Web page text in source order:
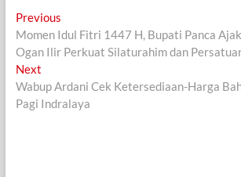
Navigasi
pos
PreviousPrevious
post:
Momen Idul Fitri 1447 H, Bupati Panca
Ogan Ilir Perkuat Silaturahim dan
NextNext
post:
Wabup Ardani Cek Ketersediaan-Harga
Pagi Indralaya